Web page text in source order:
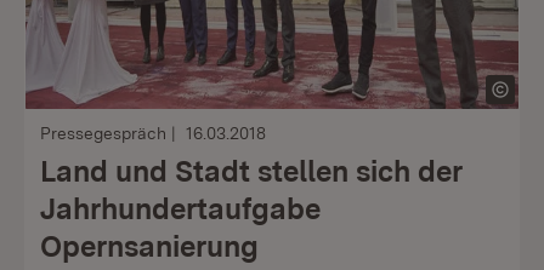
Pressegespräch 16.03.2018
Land und Stadt stellen sich der
Jahrhundertaufgabe
Opernsanierung